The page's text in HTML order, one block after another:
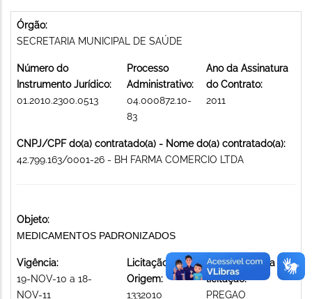
Órgão:
SECRETARIA MUNICIPAL DE SAÚDE
Número do
Instrumento Jurídico:
01.2010.2300.0513
Processo
Administrativo:
04.000872.10-
83
Ano da Assinatura
do Contrato:
2011
CNPJ/CPF do(a) contratado(a) - Nome do(a) contratado(a):
42.799.163/0001-26 - BH FARMA COMERCIO LTDA
Objeto:
MEDICAMENTOS PADRONIZADOS
Vigência:
19-NOV-10 a 18-
NOV-11
Licitação de
Origem:
1332010
Modalidade da
licitação:
PREGAO